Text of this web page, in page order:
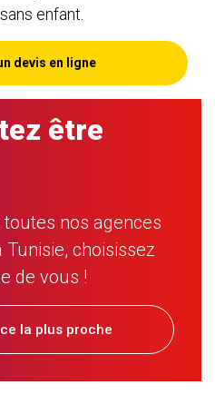
enfant.
devis en ligne
être
nos agences
choisissez
de vous !
la plus proche